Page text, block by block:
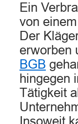
Ein
von
Der
erworben
BGB
hingegen
Tätigkeit
Insoweit